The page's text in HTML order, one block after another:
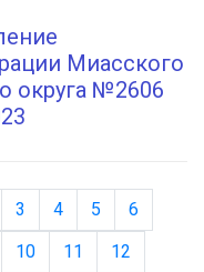
Миасского
округа №2606
3 4 5
6
10 11
12